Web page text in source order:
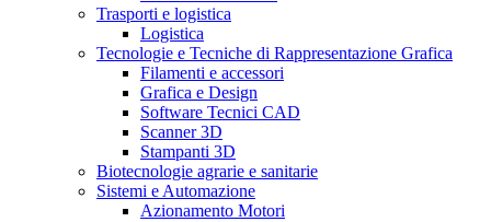
Trasporti e logistica
Logistica
Tecnologie e Tecniche di Rappresentazione Grafica
Filamenti e accessori
Grafica e Design
Software Tecnici CAD
Scanner 3D
Stampanti 3D
Biotecnologie agrarie e sanitarie
Sistemi e Automazione
Azionamento Motori